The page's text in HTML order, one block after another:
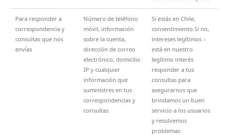
Para responder a
correspondencia y
consultas que nos
envías
Número de teléfono
móvil, información
sobre la cuenta,
dirección de correo
electrónico, domicilio
IP y cualquier
información que
suministres en tus
correspondencias y
consultas
Si estás en Chile,
consentimiento.Si no,
intereses legítimos –
está en nuestro
legítimo interés
responder a tus
consultas para
asegurarnos que
brindamos un buen
servicio a los usuarios
y resolvemos
problemas